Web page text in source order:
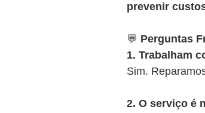
prevenir
💬 Perguntas
1. Trabalham
Sim.
2. O serviço é